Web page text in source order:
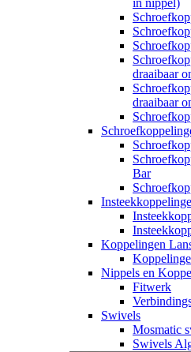
in nippel)
draaibaar
draaibaar
Bar
Koppelingen
Nippels en
Fitwerk
Swivels
Mosmatic
Swivels